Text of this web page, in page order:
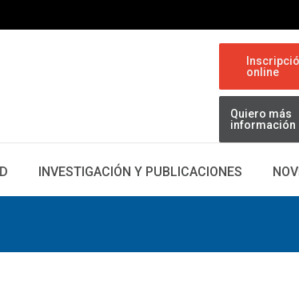
online
Quiero más
información
INVESTIGACIÓN Y PUBLICACIONES